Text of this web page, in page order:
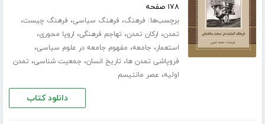
۱۷۸ صفحه
برچسب‌ها: فرهنگ، فرهنگ سیاسی، فرهنگ چیست،
تمدن، ارکان تمدن، تهاجم فرهنگی، اروپا محوری،
استعمار، جامعه، مفهوم جامعه در علوم سیاسی،
فروپاشی تمدن ها، تاریخ انسان، جمعیت شناسی، تمدن
اولیه، عصر مانتیسم
دانلود کتاب